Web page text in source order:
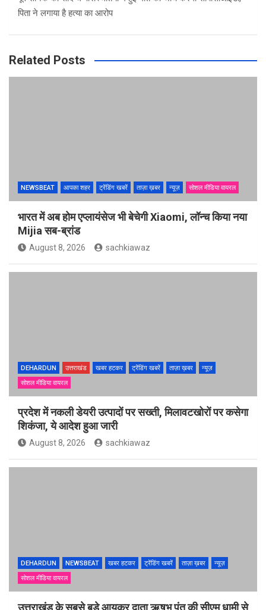
पिता ने लगाया है हत्या का आरोप
Related Posts
NEWSBEAT आपका शहर ट्रेंडिंग खबरें ताज़ा ख़बर न्यूज़ सोशल मीडिया वायरल
भारत में अब होम एप्लायंसेज भी बेचेगी Xiaomi, लॉन्च किया नया
Mijia सब-ब्रांड
August 8, 2026 sachkiawaz
DEHARDUN उत्तराखंड खबर हटकर ट्रेंडिंग खबरें ताज़ा ख़बर
न्यूज़
सोशल मीडिया वायरल
प्रदेश में नकली डेयरी उत्पादों पर सख्ती, मिलावटखोरों पर कसेगा
शिकंजा, ये आदेश हुआ जारी
August 8, 2026 sachkiawaz
DEHARDUN NEWSBEAT खबर हटकर ट्रेंडिंग खबरें ताज़ा ख़बर
न्यूज़
सोशल मीडिया वायरल